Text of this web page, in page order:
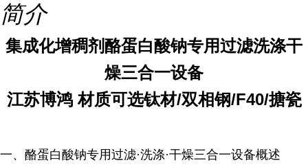
简介
集成化增稠剂酪蛋白酸钠专用过滤洗涤干
燥三合一设备
江苏博鸿 材质可选钛材/双相钢/F40/搪瓷
一、酪蛋白酸钠专用过滤·洗涤·干燥三合一设备概述